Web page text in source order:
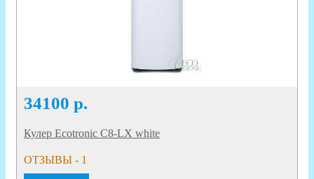
34100 р.
Кулер Ecotronic C8-LX white
ОТЗЫВЫ - 1